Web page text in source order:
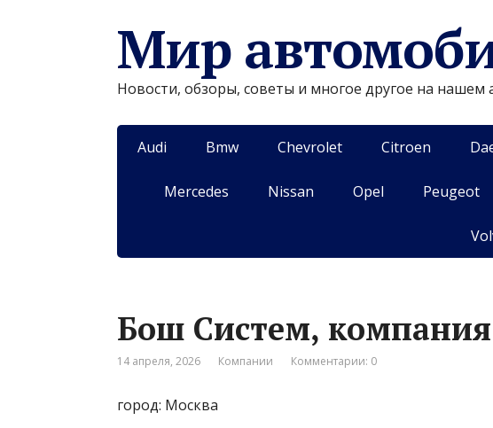
Мир
Новости, обзоры, советы и многое другое на
Audi Bmw Chevrolet Citroen
Mercedes Nissan Opel Peugeot
Бош Систем, компания
14 апреля, 2026 Компании Комментарии: 0
город: Москва